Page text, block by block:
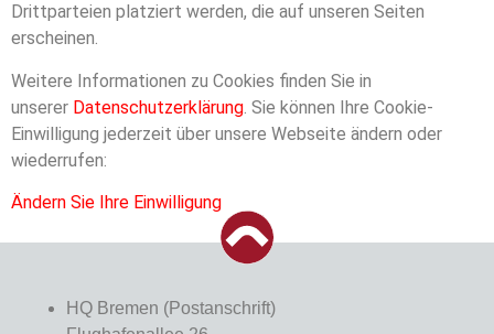
Drittparteien platziert werden, die auf unseren Seiten
erscheinen.
Weitere Informationen zu Cookies finden Sie in
unserer Datenschutzerklärung . Sie können Ihre Cookie-
Einwilligung jederzeit über unsere Webseite ändern oder
wiederrufen:
Ändern Sie Ihre Einwilligung
HQ Bremen (Postanschrift)